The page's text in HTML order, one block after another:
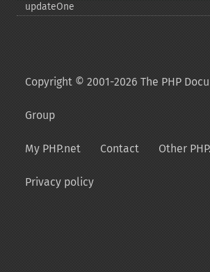
updateOne
Copyright © 2001-2026 The PHP
Group
My PHP.net Contact Other
Privacy policy